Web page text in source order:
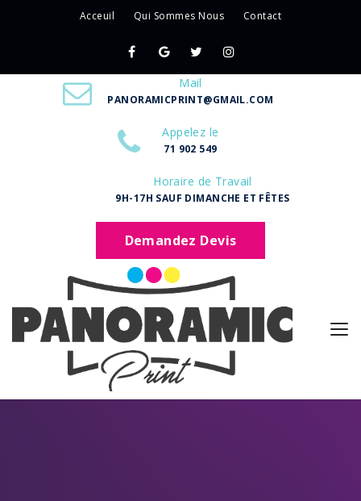
Acceuil Qui Sommes Nous Contact
Mail
PANORAMICPRINT@GMAIL.COM
Appelez le
71 902 549
Horaire de Travail
9H-17H SAUF DIMANCHE ET FÊTES
Demandez Devis